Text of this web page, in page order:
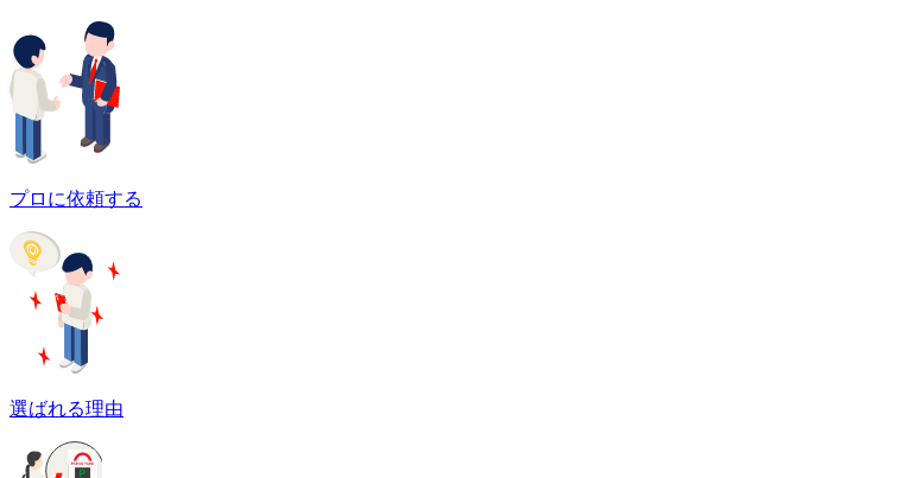
プロに依頼する
選ばれる理由